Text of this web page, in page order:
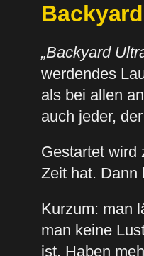
„Backyard
werdendes
als bei allen
auch jeder,
Gestartet wird
Zeit hat. Dann
Kurzum: man
man keine
ist. Haben